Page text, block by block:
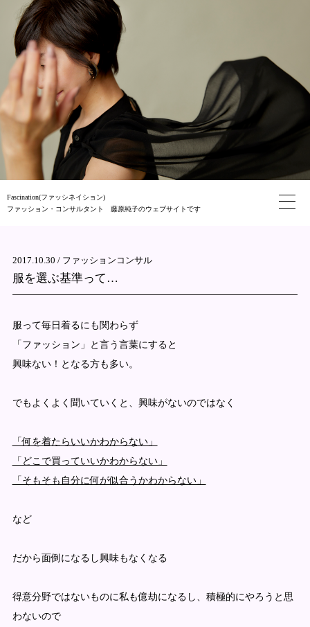
Fascination(ファッシネイション)
ファッション・コンサルタント 藤原純子のウェブサイトです
2017.10.30 / ファッションコンサル
服を選ぶ基準って…
服って毎日着るにも関わらず
「ファッション」と言う言葉にすると
興味ない！となる方も多い。
でもよくよく聞いていくと、 興味がないのではなく
「何を着たらいいかわからない」
「どこで買っていいかわからない」
「そもそも自分に何が似合うかわからない」
など
だから面倒になるし興味もなくなる
得意分野ではないものに私も億劫になるし、積極的にやろうと思
わないので